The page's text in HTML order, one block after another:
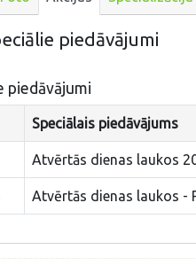
piedāvājumi
piedāvājumi
Speciālais piedāvājums
Atvērtās dienas laukos
Atvērtās dienas laukos -